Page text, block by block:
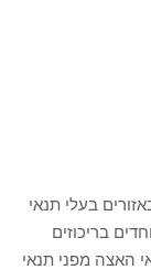
בעלי תנאי
בריכוזים
האצה מפני תנאי